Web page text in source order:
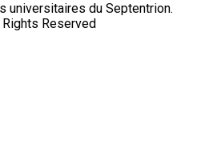
universitaires du Septentrion.
Rights Reserved